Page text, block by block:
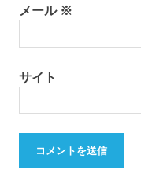
メール ※
サイト